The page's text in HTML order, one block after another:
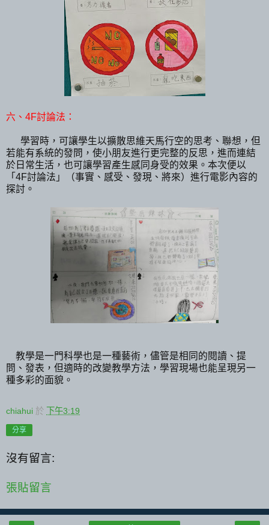
六、4F討論法：
學習時，可讓學生以擴散思維天馬行空的思考、聯想，但
若能有系統的發問，使小朋友進行更完整的反思，進而連結
於日常生活，也可讓學習產生感同身受的效果。本次便以
「4F討論法」（事實、感受、發現、將來）進行電影內容的
探討。
教學是一門科學也是一種藝術，儘管是相同的閱讀、提
問、發表，但適時的改變教學方法，學習現場也能呈現另一
種多彩的面貌。
chiahui 於 下午3:19
分享
沒有留言:
張貼留言